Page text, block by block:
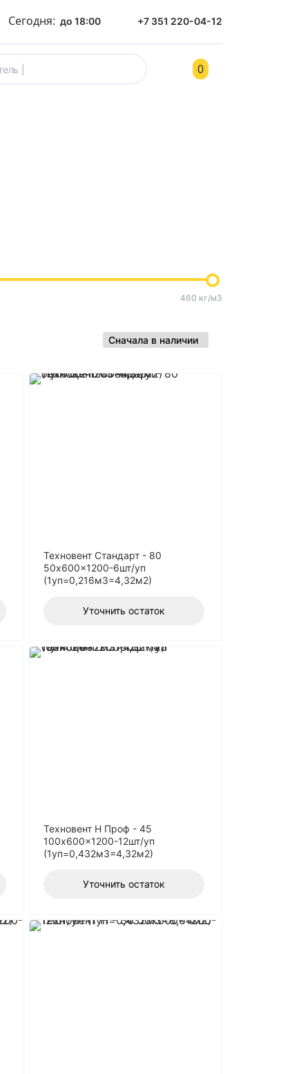
Сегодня: до 18:00 +7 351 220-04-12
0
460 кг/м3
Техновент Стандарт - 80
50x600x1200-6шт/уп
(1уп=0,216м3=4,32м2)
Уточнить остаток
Техновент Н Проф - 45
100x600x1200-12шт/уп
(1уп=0,432м3=4,32м2)
Уточнить остаток